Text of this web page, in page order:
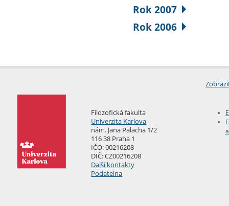
Rok 2007
Rok 2006
Filozofická fakulta
Univerzita Karlova
nám. Jana Palacha 1/2
116 38 Praha 1
IČO: 00216208
DIČ: CZ00216208
Další kontakty
Podatelna